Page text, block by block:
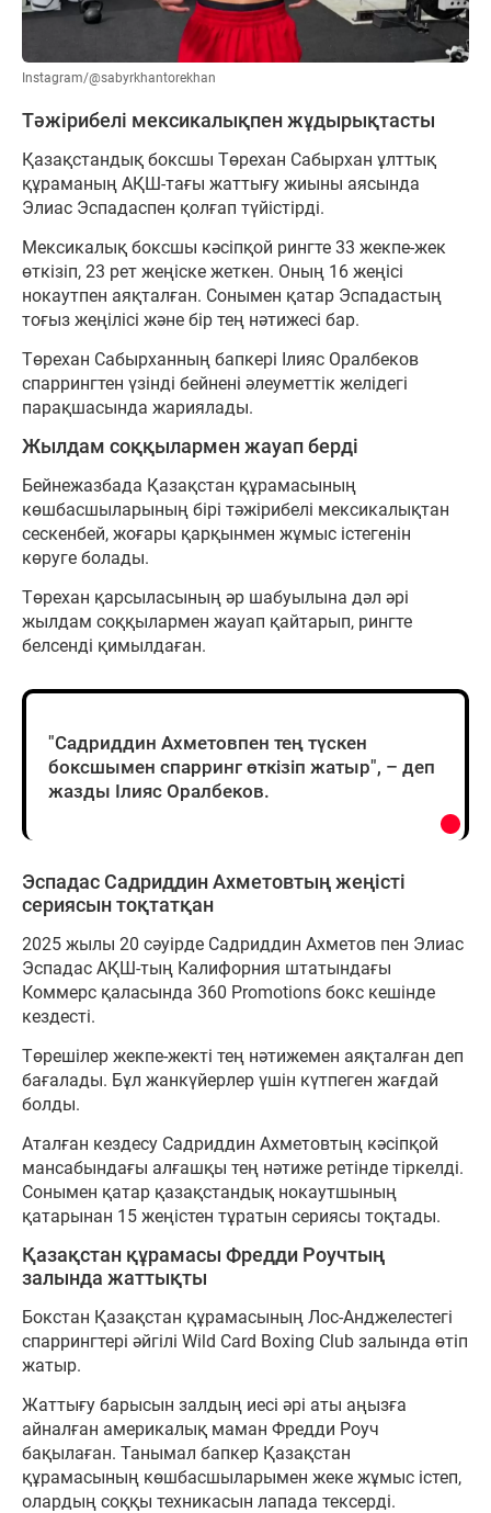
Instagram/@sabyrkhantorekhan
Тәжірибелі мексикалықпен жұдырықтасты
Қазақстандық боксшы Төрехан Сабырхан ұлттық
құраманың АҚШ-тағы жаттығу жиыны аясында
Элиас Эспадаспен қолғап түйістірді.
Мексикалық боксшы кәсіпқой рингте 33 жекпе-жек
өткізіп, 23 рет жеңіске жеткен. Оның 16 жеңісі
нокаутпен аяқталған. Сонымен қатар Эспадастың
тоғыз жеңілісі және бір тең нәтижесі бар.
Төрехан Сабырханның бапкері Ілияс Оралбеков
спаррингтен үзінді бейнені әлеуметтік желідегі
парақшасында жариялады.
Жылдам соққылармен жауап берді
Бейнежазбада Қазақстан құрамасының
көшбасшыларының бірі тәжірибелі мексикалықтан
сескенбей, жоғары қарқынмен жұмыс істегенін
көруге болады.
Төрехан қарсыласының әр шабуылына дәл әрі
жылдам соққылармен жауап қайтарып, рингте
белсенді қимылдаған.
"Садриддин Ахметовпен тең түскен
боксшымен спарринг өткізіп жатыр", – деп
жазды Ілияс Оралбеков.
Эспадас Садриддин Ахметовтың жеңісті
сериясын тоқтатқан
2025 жылы 20 сәуірде Садриддин Ахметов пен Элиас
Эспадас АҚШ-тың Калифорния штатындағы
Коммерс қаласында 360 Promotions бокс кешінде
кездесті.
Төрешілер жекпе-жекті тең нәтижемен аяқталған деп
бағалады. Бұл жанкүйерлер үшін күтпеген жағдай
болды.
Аталған кездесу Садриддин Ахметовтың кәсіпқой
мансабындағы алғашқы тең нәтиже ретінде тіркелді.
Сонымен қатар қазақстандық нокаутшының
қатарынан 15 жеңістен тұратын сериясы тоқтады.
Қазақстан құрамасы Фредди Роучтың
залында жаттықты
Бокстан Қазақстан құрамасының Лос-Анджелестегі
спаррингтері әйгілі Wild Card Boxing Club залында өтіп
жатыр.
Жаттығу барысын залдың иесі әрі аты аңызға
айналған америкалық маман Фредди Роуч
бақылаған. Танымал бапкер Қазақстан
құрамасының көшбасшыларымен жеке жұмыс істеп,
олардың соққы техникасын лапада тексерді.